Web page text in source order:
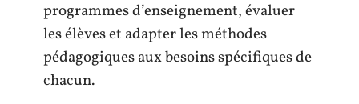
programmes d’enseignement, évaluer
les élèves et adapter les méthodes
pédagogiques aux besoins spécifiques de
chacun.